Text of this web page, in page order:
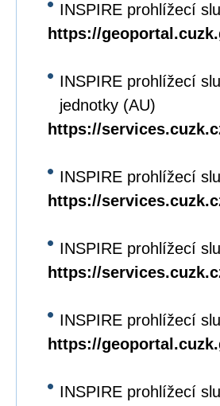
INSPIRE prohlížecí
https://
INSPIRE prohlížecí
jednotky (AU)
https://
INSPIRE prohlížecí
https://
INSPIRE prohlížecí
https://
INSPIRE prohlížecí
https://
INSPIRE prohlížecí